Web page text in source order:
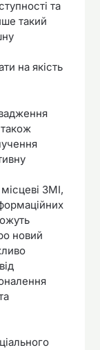
та
такий
на якість
ЗМІ,
новий